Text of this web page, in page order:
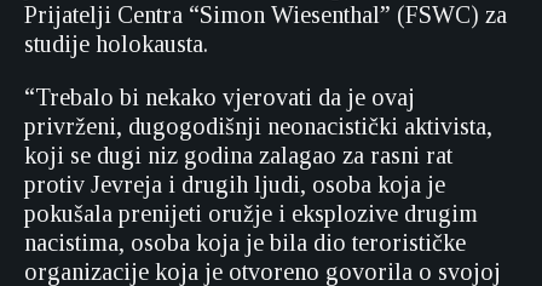
Prijatelji Centra “Simon Wiesenthal” (FSWC) za
studije holokausta.
“Trebalo bi nekako vjerovati da je ovaj
privrženi, dugogodišnji neonacistički aktivista,
koji se dugi niz godina zalagao za rasni rat
protiv Jevreja i drugih ljudi, osoba koja je
pokušala prenijeti oružje i eksplozive drugim
nacistima, osoba koja je bila dio terorističke
organizacije koja je otvoreno govorila o svojoj